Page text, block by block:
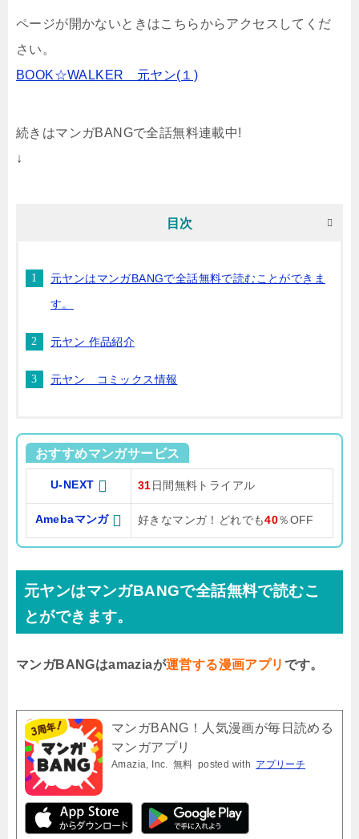
ページが開かないときはこちらからアクセスしてくだ
さい。
BOOK☆WALKER 元ヤン(１)
続きはマンガBANGで全話無料連載中!
↓
目次
元ヤンはマンガBANGで全話無料で読むことができま
す。
元ヤン 作品紹介
元ヤン コミックス情報
おすすめマンガサービス
U-NEXT 31 日間無料トライアル
Amebaマンガ 好きなマンガ！どれでも40％OFF
元ヤンはマンガBANGで全話無料で読むこ
とができます。
マンガBANGはamaziaが運営する漫画アプリ です。
マンガBANG！人気漫画が毎日読める
マンガアプリ
Amazia, Inc. 無料 posted with アプリーチ